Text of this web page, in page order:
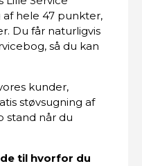
hele 47 punkter,
Du får naturligvis
så du kan
kunder,
støvsugning af
stand når du
til hvorfor du